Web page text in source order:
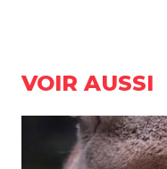
VOIR AUSSI